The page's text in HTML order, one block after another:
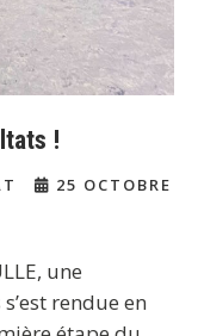
!
25 OCTOBRE
une
rendue en